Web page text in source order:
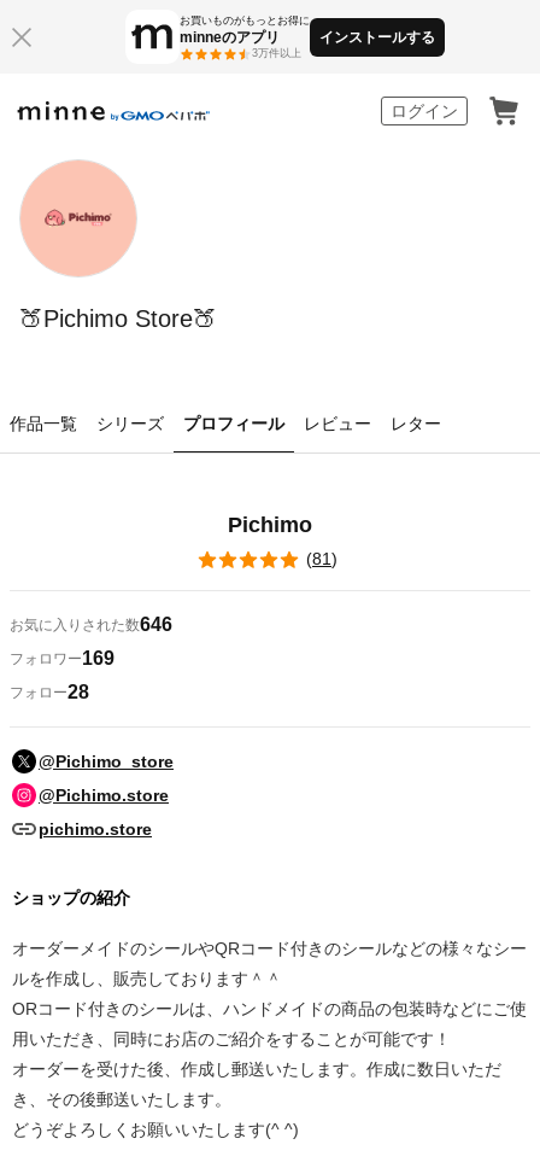
お買いものがもっとお得に
minneのアプリ
3万件以上
インストールする
ログイン
🍑Pichimo Store🍑
作品一覧 シリーズ プロフィール レビュー レター
Pichimo
(81)
お気に入りされた数646
フォロワー169
フォロー28
@Pichimo_store
@Pichimo.store
pichimo.store
ショップの紹介
オーダーメイドのシールやQRコード付きのシールなどの様々なシー
ルを作成し、販売しております＾＾
ORコード付きのシールは、ハンドメイドの商品の包装時などにご使
用いただき、同時にお店のご紹介をすることが可能です！
オーダーを受けた後、作成し郵送いたします。作成に数日いただ
き、その後郵送いたします。
どうぞよろしくお願いいたします(^ ^)